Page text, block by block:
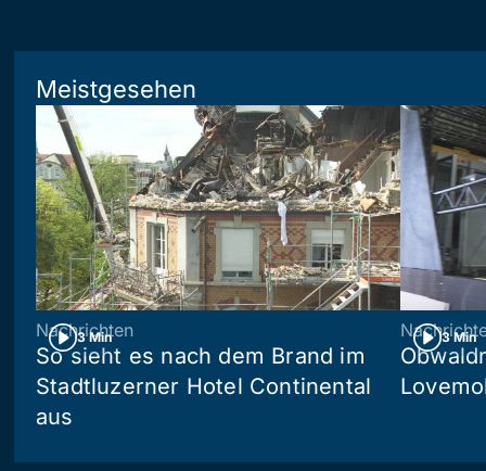
Meistgesehen
3 Min
Nachrichten
So sieht es nach dem Brand im
Stadtluzerner Hotel Continental
aus
3 Min